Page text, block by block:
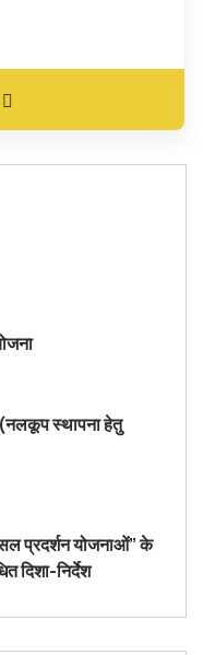
(नलकूप स्थापना हेतु
प्रदर्शन योजनाओं” के
दिशा-निर्देश